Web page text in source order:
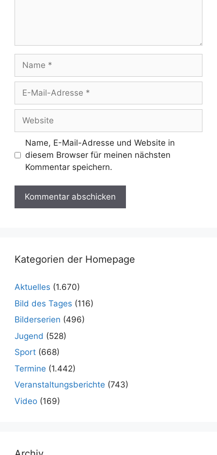
Mail-
Adresse
Name, E-Mail-Adresse und Website in
diesem Browser für meinen nächsten
Kommentar speichern.
Kategorien der Homepage
Aktuelles (1.670)
Bild des Tages (116)
Bilderserien (496)
Jugend (528)
Sport (668)
Termine (1.442)
Veranstaltungsberichte (743)
Video (169)